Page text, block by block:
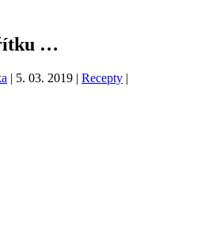
…
| 5. 03. 2019 | Recepty |